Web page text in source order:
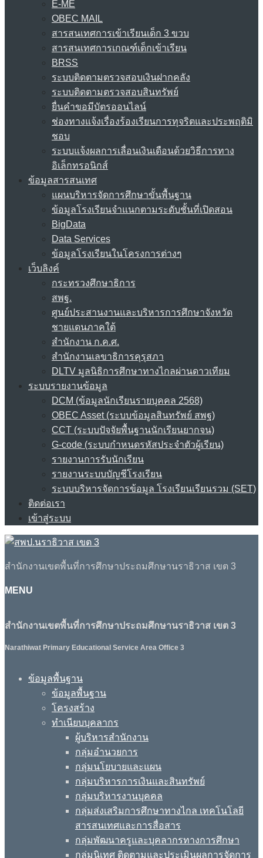
E-ME
OBEC MAIL
สารสนเทศการเข้าเรียนเด็ก 3 ขวบ
สารสนเทศการเกณฑ์เด็กเข้าเรียน
BRSS
ระบบติดตามตรวจสอบเงินฝากคลัง
ระบบติดตามตรวจสอบสินทรัพย์
ยื่นคำขอมีบัตรออนไลน์
ช่องทางแจ้งเรื่องร้องเรียนการทุจริตและประพฤติมิ
ชอบ
ระบบแจ้งผลการเลื่อนเงินเดือนด้วยวิธีการทาง
อิเล็กทรอนิกส์
ข้อมูลสารสนเทศ
แผนบริหารจัดการศึกษาขั้นพื้นฐาน
ข้อมูลโรงเรียนจำแนกตามระดับชั้นที่เปิดสอน
BigData
Data Services
ข้อมูลโรงเรียนในโครงการต่างๆ
เว็บลิงค์
กระทรวงศึกษาธิการ
สพฐ.
ศูนย์ประสานงานและบริหารการศึกษาจังหวัด
ชายแดนภาคใต้
สำนักงาน ก.ค.ศ.
สำนักงานเลขาธิการคุรุสภา
DLTV มูลนิธิการศึกษาทางไกลผ่านดาวเทียม
ระบบรายงานข้อมูล
DCM (ข้อมูลนักเรียนรายบุคคล 2568)
OBEC Asset (ระบบข้อมูลสินทรัพย์ สพฐ)
CCT (ระบบปัจจัยพื้นฐานนักเรียนยากจน)
G-code (ระบบกำหนดรหัสประจำตัวผู้เรียน)
รายงานการรับนักเรียน
รายงานระบบบัญชีโรงเรียน
ระบบบริหารจัดการข้อมูล โรงเรียนเรียนรวม (SET)
ติดต่อเรา
เข้าสู่ระบบ
สำนักงานเขตพื้นที่การศึกษาประถมศึกษานราธิวาส เขต 3
MENU
สำนักงานเขตพื้นที่การศึกษาประถมศึกษานราธิวาส เขต 3
Narathiwat Primary Educational Service Area Office 3
ข้อมูลพื้นฐาน
ข้อมูลพื้นฐาน
โครงสร้าง
ทำเนียบบุคลากร
ผู้บริหารสำนักงาน
กลุ่มอำนวยการ
กลุ่มนโยบายและแผน
กลุ่มบริหารการเงินและสินทรัพย์
กลุ่มบริหารงานบุคคล
กลุ่มส่งเสริมการศึกษาทางไกล เทคโนโลยี
สารสนเทศและการสื่อสาร
กลุ่มพัฒนาครูและบุคลากรทางการศึกษา
กลุ่มนิเทศ ติดตามและประเมินผลการจัดการ